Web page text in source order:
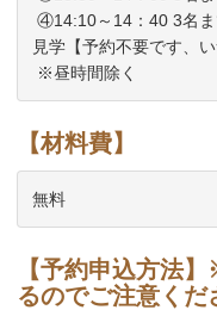
見学【予約不要です、
【材料費】
【予約申込方法
るのでご注意くだ